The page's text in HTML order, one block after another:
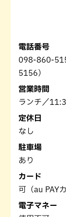
電話番号
098-860-
5156）
営業時間
ランチ／
定休日
なし
駐車場
あり
カード
可（au PAY
電子マネー